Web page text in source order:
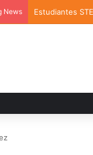
News Estudiantes